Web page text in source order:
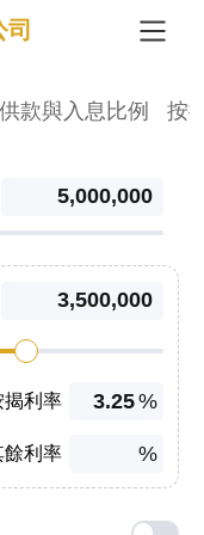
款與入息比例 按